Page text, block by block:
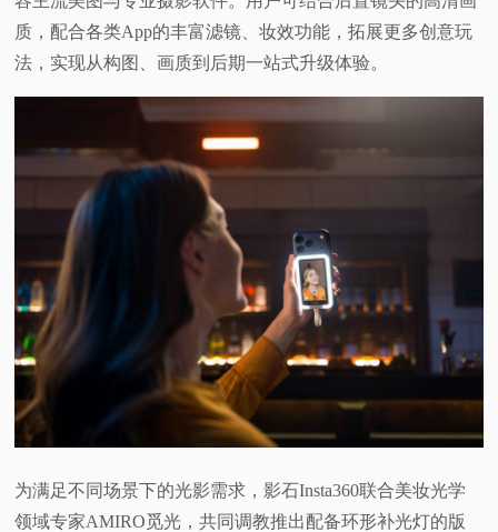
质，配合各类App的丰富滤镜、妆效功能，拓展更多创意玩
法，实现从构图、画质到后期一站式升级体验。
为满足不同场景下的光影需求，影石Insta360联合美妆光学
领域专家AMIRO觅光，共同调教推出配备环形补光灯的版